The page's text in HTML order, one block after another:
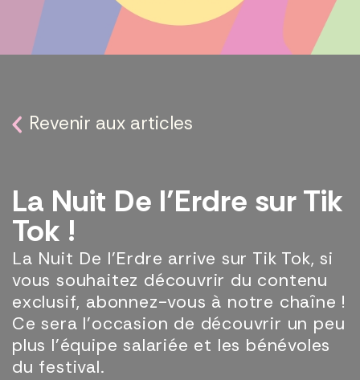
Revenir aux articles
La Nuit De l’Erdre sur Tik
Tok !
La Nuit De l’Erdre arrive sur Tik Tok, si
vous souhaitez découvrir du contenu
exclusif, abonnez-vous à notre chaîne !
Ce sera l’occasion de découvrir un peu
plus l’équipe salariée et les bénévoles
du festival.